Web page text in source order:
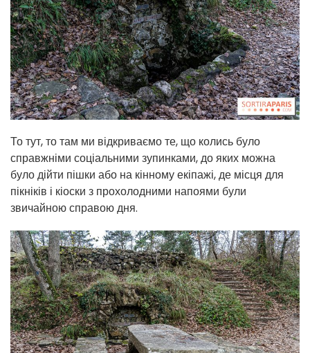
То тут, то там ми відкриваємо те, що колись було
справжніми соціальними зупинками, до яких можна
було дійти пішки або на кінному екіпажі, де місця для
пікніків і кіоски з прохолодними напоями були
звичайною справою дня.